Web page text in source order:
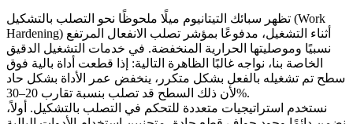
تظهر سبائك التيتانيوم ميلًا ملحوظًا نحو التصلب بالتشكيل (Work
Hardening) أثناء التشغيل، مدفوعًا بمؤشر تصلب الانفعال المرتفع
نسبيًا وموصليتها الحرارية المنخفضة. في خدمات التشغيل الدقيق
الخاصة بنا، نواجه غالبًا الظاهرة التالية: إذا قطعت أداة بالية فوق
سطح تم تشغيله بالفعل بشكل متكرر، ينخفض عمر الأداة بشكل حاد
لأن ذلك السطح قد تصلب بنسبة تقارب 20–30%.
نستخدم استراتيجيات متعددة للتحكم في التصلب بالتشكيل. أولاً،